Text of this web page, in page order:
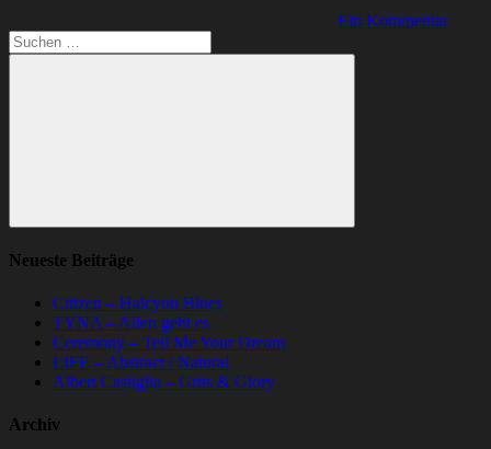
Ein Kommentar
Suchen
nach:
Suchen
Neueste Beiträge
Citizen – Halcyon Blues
TYNA – Allen geht es
Ceremony – Tell Me Your Dream
LIFE – Abstract / Natural
Albert Castiglia – Grits & Glory
Archiv